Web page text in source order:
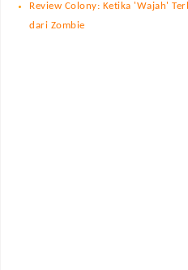
Review Colony: Ketika 'Wajah'
dari Zombie